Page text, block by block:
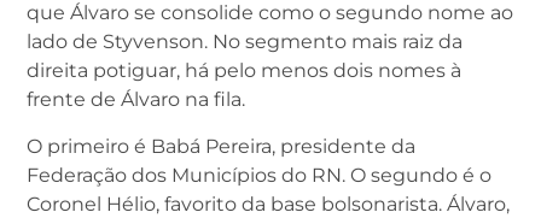
que Álvaro se consolide como o segundo nome ao
lado de Styvenson. No segmento mais raiz da
direita potiguar, há pelo menos dois nomes à
frente de Álvaro na fila.
O primeiro é Babá Pereira, presidente da
Federação dos Municípios do RN. O segundo é o
Coronel Hélio, favorito da base bolsonarista. Álvaro,